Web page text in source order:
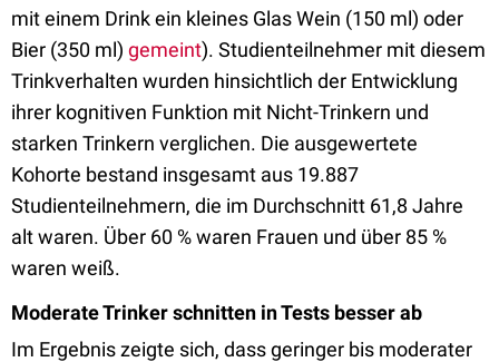
mit einem Drink ein kleines Glas Wein (150 ml) oder
Bier (350 ml) gemeint). Studienteilnehmer mit diesem
Trinkverhalten wurden hinsichtlich der Entwicklung
ihrer kognitiven Funktion mit Nicht-Trinkern und
starken Trinkern verglichen. Die ausgewertete
Kohorte bestand insgesamt aus 19.887
Studienteilnehmern, die im Durchschnitt 61,8 Jahre
alt waren. Über 60 % waren Frauen und über 85 %
waren weiß.
Moderate Trinker schnitten in Tests besser ab
Im Ergebnis zeigte sich, dass geringer bis moderater